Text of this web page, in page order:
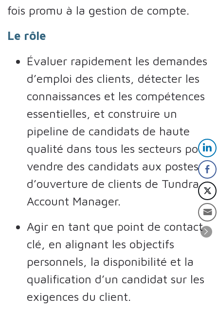
fois promu à la gestion de compte.
Le rôle
Évaluer rapidement les demandes
d’emploi des clients, détecter les
connaissances et les compétences
essentielles, et construire un
pipeline de candidats de haute
qualité dans tous les secteurs pour
vendre des candidats aux postes
d’ouverture de clients de Tundra
Account Manager.
Agir en tant que point de contact
clé, en alignant les objectifs
personnels, la disponibilité et la
qualification d’un candidat sur les
exigences du client.